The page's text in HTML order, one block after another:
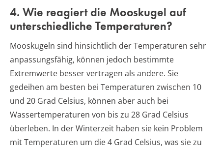
4. Wie reagiert die Mooskugel auf
unterschiedliche Temperaturen?
Mooskugeln sind hinsichtlich der Temperaturen sehr
anpassungsfähig, können jedoch bestimmte
Extremwerte besser vertragen als andere. Sie
gedeihen am besten bei Temperaturen zwischen 10
und 20 Grad Celsius, können aber auch bei
Wassertemperaturen von bis zu 28 Grad Celsius
überleben. In der Winterzeit haben sie kein Problem
mit Temperaturen um die 4 Grad Celsius, was sie zu